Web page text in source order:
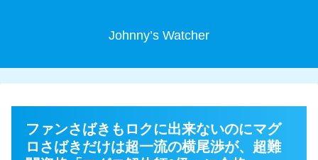
Johnny’s Watcher
ファンさばきもロクに出来ないのにマグ
ロさばきだけは超一流の横尾渉が、超難